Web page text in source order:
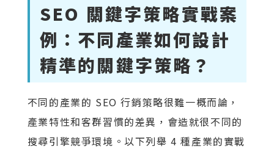
SEO 關鍵字策略實戰案
例：不同產業如何設計
精準的關鍵字策略？
不同的產業的 SEO 行銷策略很難一概而論，
產業特性和客群習慣的差異，會造就很不同的
搜尋引擎競爭環境。以下列舉 4 種產業的實戰